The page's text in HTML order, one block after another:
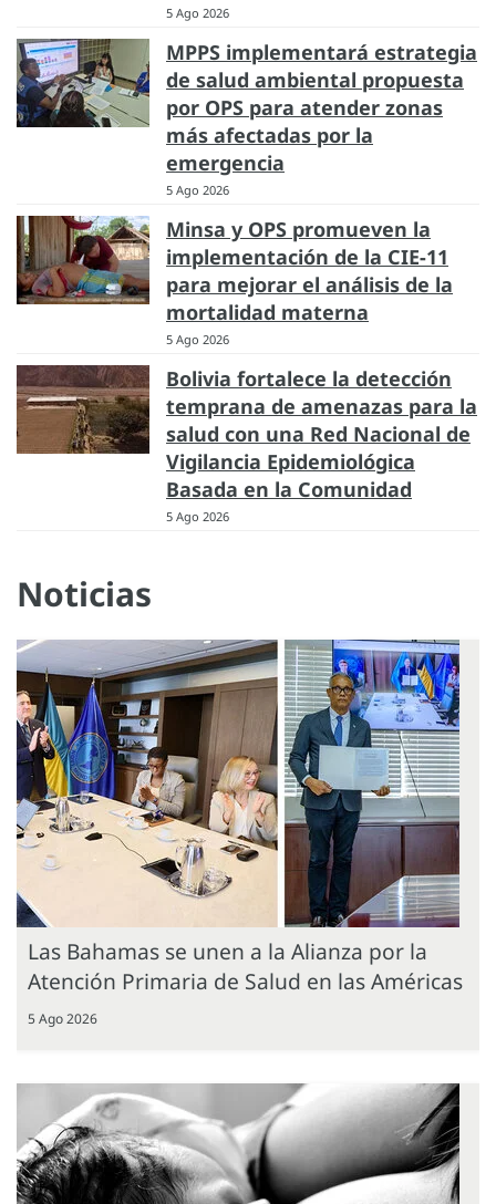
5 Ago 2026
MPPS implementará estrategia
de salud ambiental propuesta
por OPS para atender zonas
más afectadas por la
emergencia
5 Ago 2026
Minsa y OPS promueven la
implementación de la CIE-11
para mejorar el análisis de la
mortalidad materna
5 Ago 2026
Bolivia fortalece la detección
temprana de amenazas para la
salud con una Red Nacional de
Vigilancia Epidemiológica
Basada en la Comunidad
5 Ago 2026
Noticias
Las Bahamas se unen a la Alianza por la
Atención Primaria de Salud en las Américas
5 Ago 2026